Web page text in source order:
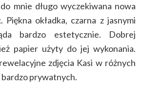
mnie długo wyczekiwana nowa
Piękna okładka, czarna z jasnymi
bardzo estetycznie. Dobrej
papier użyty do jej wykonania.
zdjęcia Kasi w różnych
bardzo prywatnych.